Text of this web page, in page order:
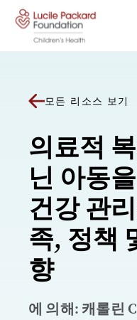
콘텐츠로 건너뛰기
모든 리소스 보기
의료적
닌 아동
건강 관
족, 정책
향
에 의해: 캐롤린